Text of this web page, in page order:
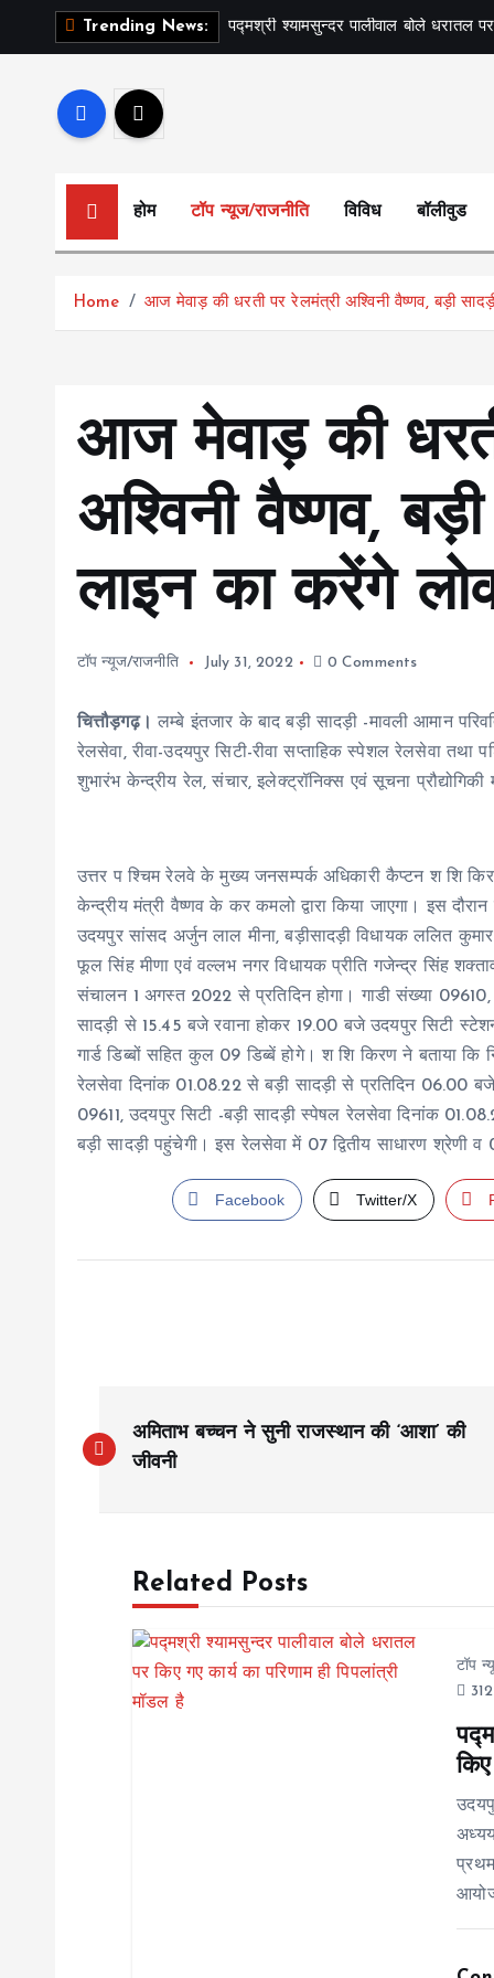
Trending News: पद्मश्री श्यामसुन्दर पालीवाल बोले धरातल
होम टॉप न्यूज/राजनीति विविध बॉलीवुड
Home आज मेवाड़ की धरती पर रेलमंत्री अश्विनी वैष्णव, बड़ी
आज मेवाड़ की
अश्विनी वैष्णव,
लाइन का करेंगे
टॉप न्यूज/राजनीति July 31, 2022 0 Comments
चित्तौड़गढ़।लम्बे इंतजार के बाद बड़ी सादड़ी -मावली आमान
रेलसेवा, रीवा-उदयपुर सिटी-रीवा सप्ताहिक स्पेशल रेलसेवा
शुभारंभ केन्द्रीय रेल, संचार, इलेक्ट्रॉनिक्स एवं सूचना प्रौद्योगिकी
उत्तर प श्चिम रेलवे के मुख्य जनसम्पर्क अधिकारी कैप्टन श शि
केन्द्रीय मंत्री वैष्णव के कर कमलो द्वारा किया जाएगा। इस
उदयपुर सांसद अर्जुन लाल मीना, बड़ीसादड़ी विधायक ललित
फूल सिंह मीणा एवं वल्लभ नगर विधायक प्रीति गजेन्द्र सिंह
संचालन 1 अगस्त 2022 से प्रतिदिन होगा। गाडी संख्या
सादड़ी से 15.45 बजे रवाना होकर 19.00 बजे उदयपुर सिटी
गार्ड डिब्बों सहित कुल 09 डिब्बें होगे। श शि किरण ने बताया
रेलसेवा दिनांक 01.08.22 से बड़ी सादड़ी से प्रतिदिन 06.00
09611, उदयपुर सिटी -बड़ी सादड़ी स्पेषल रेलसेवा दिनांक
बड़ी सादड़ी पहुंचेगी। इस रेलसेवा में 07 द्वितीय साधारण श्रेणी
Facebook Twitter/X
o
अमिताभ बच्चन ने सुनी राजस्थान की ‘आशा’ की
जीवनी
Related Posts
टॉप